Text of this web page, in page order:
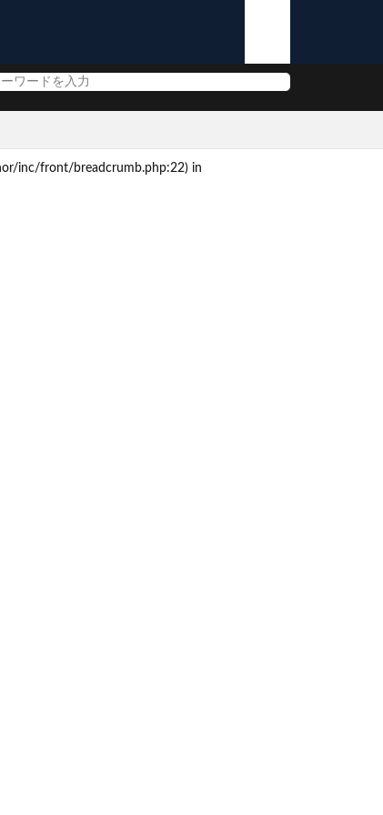
inc/front/breadcrumb.php:22) in